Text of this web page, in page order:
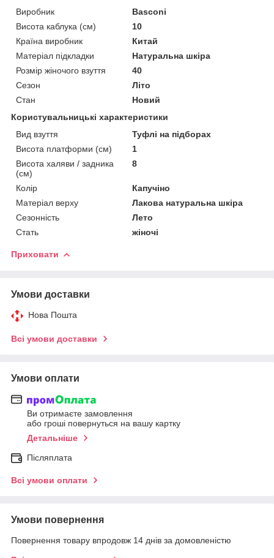
Виробник
Basconi
Висота каблука (см)
10
Країна виробник
Китай
Матеріал підкладки
Натуральна шкіра
Розмір жіночого взуття
40
Сезон
Літо
Стан
Новий
Користувальницькі характеристики
Вид взуття
Туфлі на підборах
Висота платформи (см)
1
Висота халяви / задника
(см)
8
Колір
Капучіно
Матеріал верху
Лакова натуральна шкіра
Сезонність
Лето
Стать
жіночі
Приховати
Умови доставки
Нова Пошта
Всі умови доставки
Умови оплати
Ви отримаєте замовлення
або гроші повернуться на вашу картку
Детальніше
Післяплата
Всі умови оплати
Умови повернення
Повернення товару впродовж 14 днів за домовленістю